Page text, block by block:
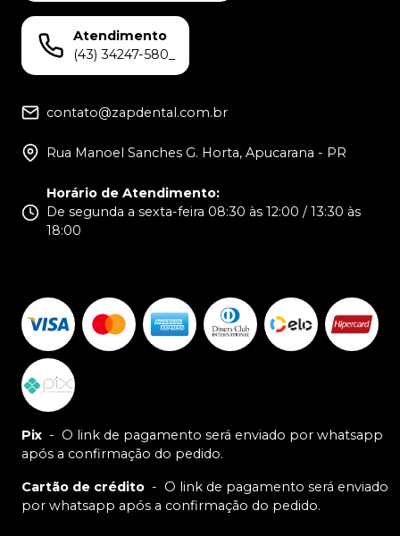
Atendimento
(43) 34247-580_
contato@zapdental.com.br
Rua Manoel Sanches G. Horta, Apucarana - PR
Horário de Atendimento:
De segunda a sexta-feira 08:30 às 12:00 / 13:30 às
18:00
Pix - O link de pagamento será enviado por whatsapp
após a confirmação do pedido.
Cartão de crédito - O link de pagamento será enviado
por whatsapp após a confirmação do pedido.